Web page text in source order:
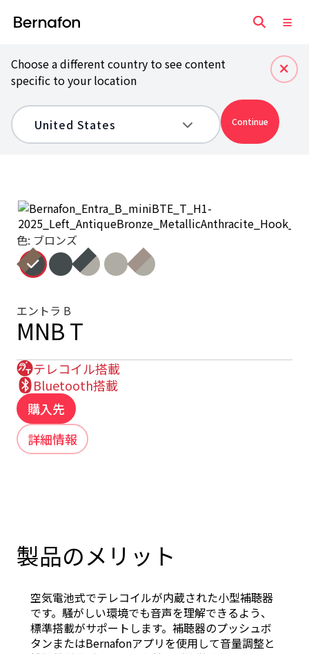
Choose a different country to see content
specific to your location
Continue
色: ブロンズ
エントラ B
MNB T
テレコイル搭載
Bluetooth搭載
購入先
詳細情報
製品のメリット
空気電池式でテレコイルが内蔵された小型補聴器
です。騒がしい環境でも音声を理解できるよう、
標準搭載がサポートします。補聴器のプッシュボ
タンまたはBernafonアプリを使用して音量調整と